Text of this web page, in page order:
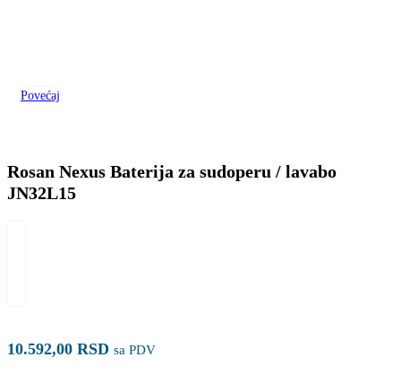
Povećaj
Rosan Nexus Baterija za sudoperu / lavabo
JN32L15
10.592,00 RSD sa PDV